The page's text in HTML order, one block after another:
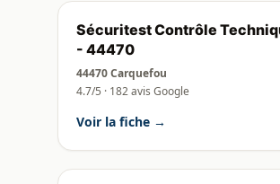
Sécuritest Contrôle
- 44470
44470 Carquefou
4.7/5 · 182 avis Google
Voir la fiche →